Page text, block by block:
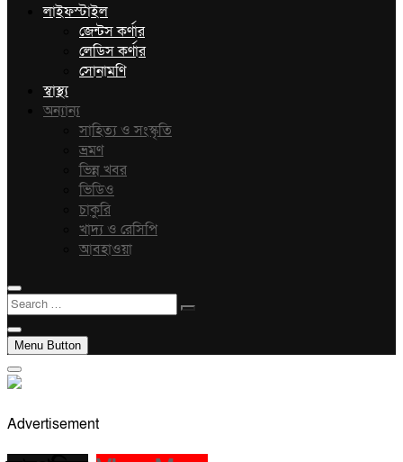
লাইফস্টাইল
জেন্টস কর্ণার
লেডিস কর্ণার
সোনামণি
স্বাস্থ্য
অন্যান্য
সাহিত্য ও সংস্কৃতি
ভ্রমণ
ভিন্ন খবর
ভিডিও
চাকুরি
খাদ্য ও রেসিপি
আবহাওয়া
Search
…
Menu Button
Advertisement